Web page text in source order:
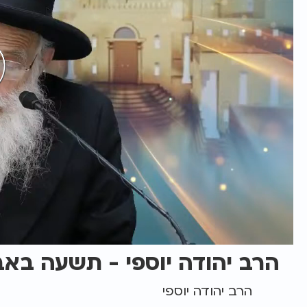
הרב יהודה יוספי - תשעה
הרב יהודה יוספי